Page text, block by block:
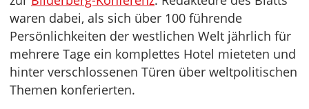
waren dabei, als sich über 100 führende
Persönlichkeiten der westlichen Welt jährlich für
mehrere Tage ein komplettes Hotel mieteten und
hinter verschlossenen Türen über weltpolitischen
Themen konferierten.